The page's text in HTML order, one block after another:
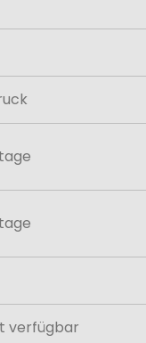
verfügbar